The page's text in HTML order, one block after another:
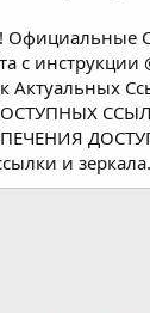
Официальные
с
Актуальных
и зеркала.